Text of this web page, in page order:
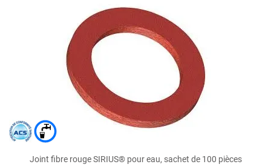
Joint fibre rouge SIRIUS® pour eau, sachet de 100 pièces